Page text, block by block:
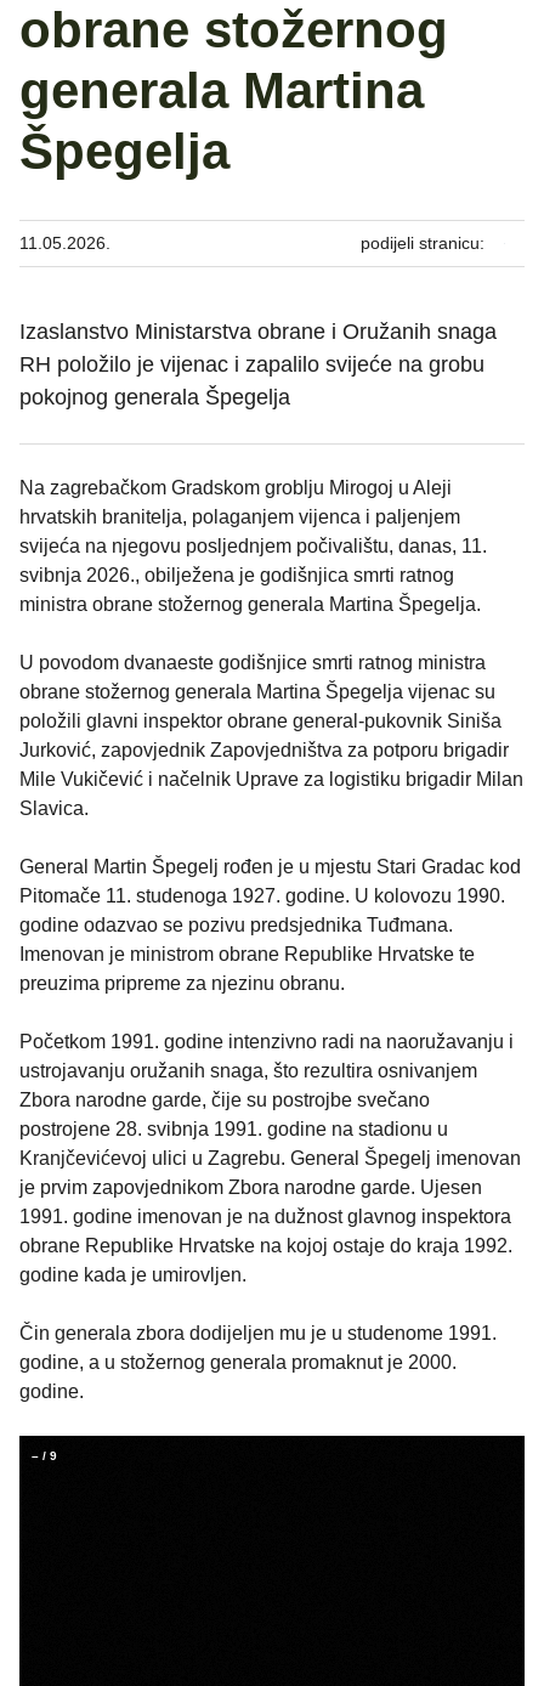
obrane stožernog
generala Martina
Špegelja
11.05.2026. podijeli stranicu:
Izaslanstvo Ministarstva obrane i Oružanih snaga
RH položilo je vijenac i zapalilo svijeće na grobu
pokojnog generala Špegelja
Na zagrebačkom Gradskom groblju Mirogoj u Aleji
hrvatskih branitelja, polaganjem vijenca i paljenjem
svijeća na njegovu posljednjem počivalištu, danas, 11.
svibnja 2026., obilježena je godišnjica smrti ratnog
ministra obrane stožernog generala Martina Špegelja.
U povodom dvanaeste godišnjice smrti ratnog ministra
obrane stožernog generala Martina Špegelja vijenac su
položili glavni inspektor obrane general-pukovnik Siniša
Jurković, zapovjednik Zapovjedništva za potporu brigadir
Mile Vukičević i načelnik Uprave za logistiku brigadir Milan
Slavica.
General Martin Špegelj rođen je u mjestu Stari Gradac kod
Pitomače 11. studenoga 1927. godine. U kolovozu 1990.
godine odazvao se pozivu predsjednika Tuđmana.
Imenovan je ministrom obrane Republike Hrvatske te
preuzima pripreme za njezinu obranu.
Početkom 1991. godine intenzivno radi na naoružavanju i
ustrojavanju oružanih snaga, što rezultira osnivanjem
Zbora narodne garde, čije su postrojbe svečano
postrojene 28. svibnja 1991. godine na stadionu u
Kranjčevićevoj ulici u Zagrebu. General Špegelj imenovan
je prvim zapovjednikom Zbora narodne garde. Ujesen
1991. godine imenovan je na dužnost glavnog inspektora
obrane Republike Hrvatske na kojoj ostaje do kraja 1992.
godine kada je umirovljen.
Čin generala zbora dodijeljen mu je u studenome 1991.
godine, a u stožernog generala promaknut je 2000.
godine.
– / 9